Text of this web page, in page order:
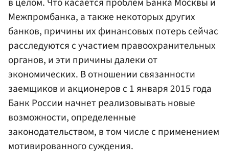
Межпромбанка, а также некоторых других
банков, причины их финансовых потерь сейчас
расследуются с участием правоохранительных
органов, и эти причины далеки от
экономических. В отношении связанности
заемщиков и акционеров с 1 января 2015 года
Банк России начнет реализовывать новые
возможности, определенные
законодательством, в том числе с применением
мотивированного суждения.